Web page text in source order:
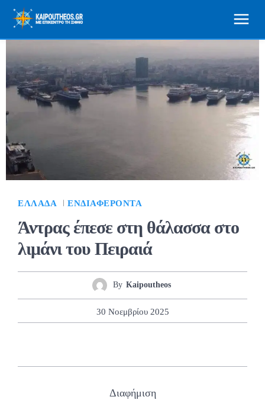
ΕΛΛΆΔΑ ΕΝΔΙΑΦΈΡΟΝΤΑ
Άντρας έπεσε στη θάλασσα στο
λιμάνι του Πειραιά
By Kaipoutheos
30 Νοεμβρίου 2025
Διαφήμιση